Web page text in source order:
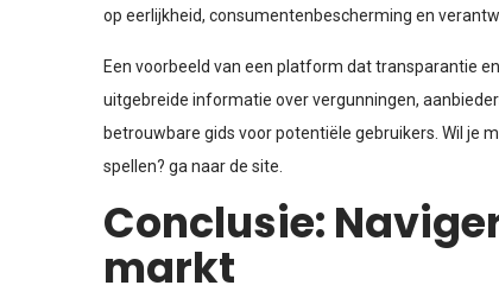
op eerlijkheid, consumentenbescherming en
Een voorbeeld van een platform dat transparantie
uitgebreide informatie over vergunningen,
betrouwbare gids voor potentiële gebruikers. Wil je
spellen? ga naar de site.
Conclusie:
markt